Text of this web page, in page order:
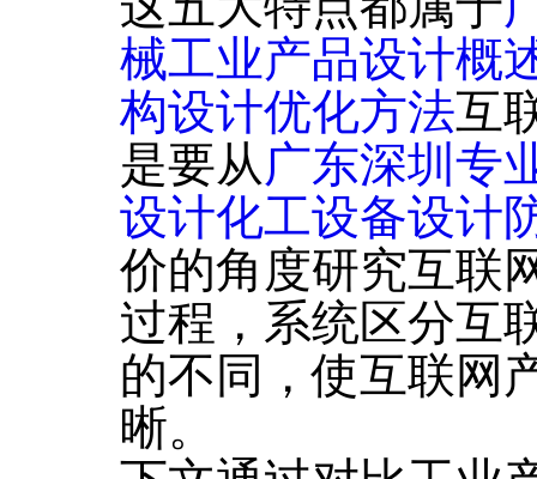
械工业产品设计概
构设计优化方法互
是要从广东深圳专
设计化工设备设计
价的角度研究互联
过程，系统区分互
的不同，使互联网
晰。